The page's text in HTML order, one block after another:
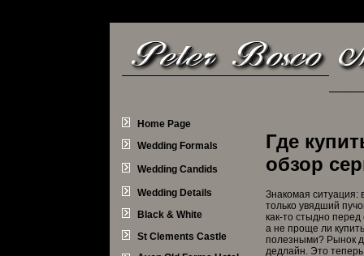
Home Page
Wedding Formals
Wedding Candids
Wedding Details
Black & White
St Clements Castle
Где
обзор
Знакомая ситуация:
только увядший
как-то стыдно
а не проще ли
полезными? Рынок
дедлайн. Это